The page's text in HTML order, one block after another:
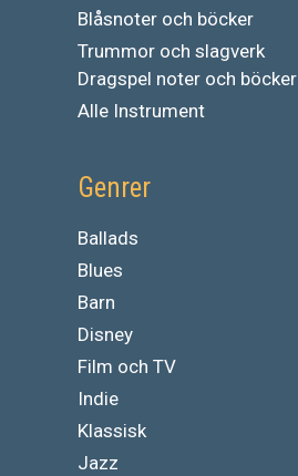
Blåsnoter och böcker
Trummor och slagverk
Dragspel noter och böcker
Alle Instrument
Genrer
Ballads
Blues
Barn
Disney
Film och TV
Indie
Klassisk
Jazz